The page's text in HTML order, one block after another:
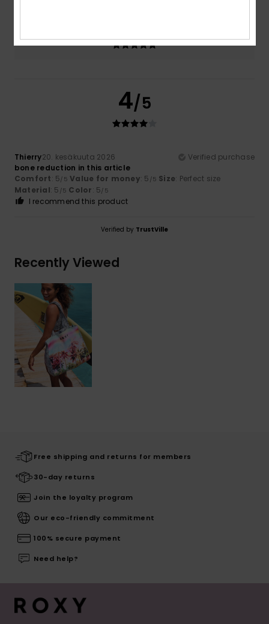
4/5
Thierry20. kesäkuuta 2026
Verified purchase
bone reduction in this article
Comfort: 5/5 Value for money: 5 /5 Size: Perfect size
Material: 5 /5 Color: 5/5
I recommend this product
Verified by TrustVille
Recently Viewed
Free shipping and returns for members
30-day returns
Join the loyalty program
Our eco-friendly commitment
100% secure payment
Need help?